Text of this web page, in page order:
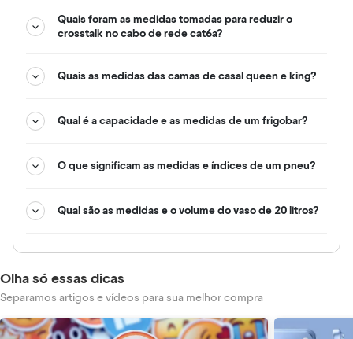
Quais foram as medidas tomadas para reduzir o
crosstalk no cabo de rede cat6a?
Quais as medidas das camas de casal queen e king?
Qual é a capacidade e as medidas de um frigobar?
O que significam as medidas e índices de um pneu?
Qual são as medidas e o volume do vaso de 20 litros?
Olha só essas dicas
Separamos artigos e vídeos para sua melhor compra